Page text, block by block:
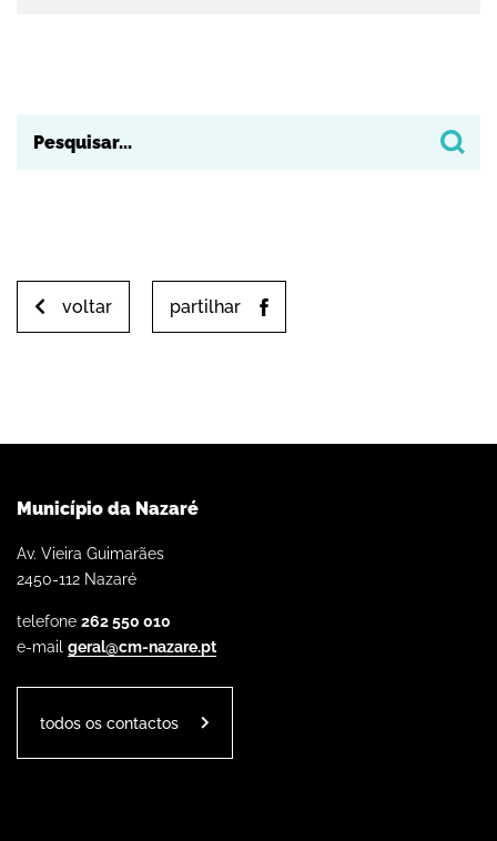
voltar partilhar
Município da Nazaré
Av. Vieira Guimarães
2450-112 Nazaré
telefone 262 550 010
e-mail geral@cm-nazare.pt
todos os contactos